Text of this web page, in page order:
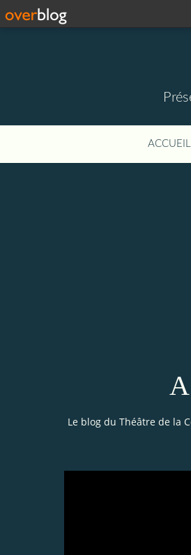
ACCUEIL
Le blog du Théâtre de la